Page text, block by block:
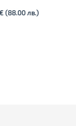
(88.00 лв.)